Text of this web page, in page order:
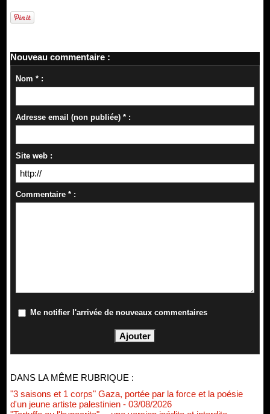
Nouveau commentaire :
Nom * :
Adresse email (non publiée) * :
Site web :
Commentaire * :
Me notifier l'arrivée de nouveaux commentaires
DANS LA MÊME RUBRIQUE :
"3 saisons et 1 corps" Gaza, portée par la force et la poésie
d'un jeune artiste palestinien - 03/08/2026